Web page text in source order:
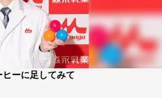
ーに足してみて